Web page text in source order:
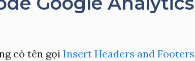
có tên gọi Insert Headers and Footers